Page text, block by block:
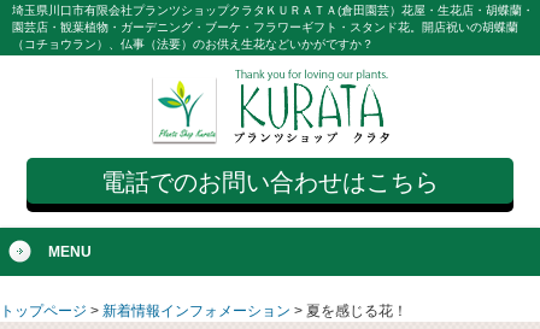
埼玉県川口市有限会社プランツショップクラタＫＵＲＡＴＡ(倉田園芸）花屋・生花店・胡蝶蘭・
園芸店・観葉植物・ガーデニング・ブーケ・フラワーギフト・スタンド花。開店祝いの胡蝶蘭
（コチョウラン）、仏事（法要）のお供え生花などいかがですか？
電話でのお問い合わせはこちら
MENU
トップページ > 新着情報インフォメーション > 夏を感じる花！